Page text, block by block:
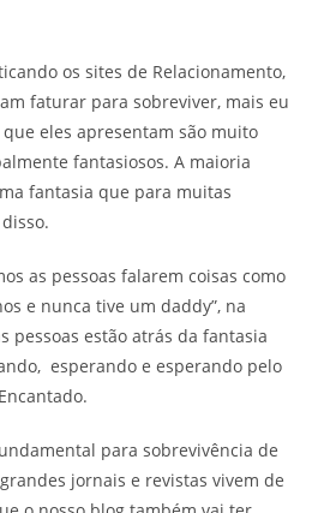
os sites de Relacionamento,
faturar para sobreviver, mais eu
eles apresentam são muito
fantasiosos. A maioria
fantasia que para muitas
as pessoas falarem coisas como
e nunca tive um daddy”, na
pessoas estão atrás da fantasia
esperando e esperando pelo
para sobrevivência de
jornais e revistas vivem de